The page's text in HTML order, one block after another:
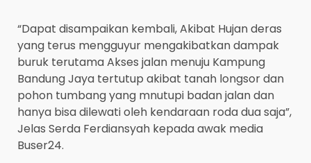
“Dapat disampaikan kembali, Akibat Hujan deras
yang terus mengguyur mengakibatkan dampak
buruk terutama Akses jalan menuju Kampung
Bandung Jaya tertutup akibat tanah longsor dan
pohon tumbang yang mnutupi badan jalan dan
hanya bisa dilewati oleh kendaraan roda dua saja”,
Jelas Serda Ferdiansyah kepada awak media
Buser24.